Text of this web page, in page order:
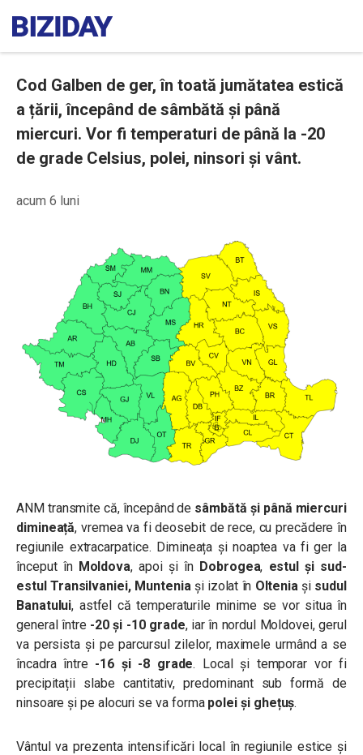
Cod Galben de ger, în toată jumătatea estică
a țării, începând de sâmbătă și până
miercuri. Vor fi temperaturi de până la -20
de grade Celsius, polei, ninsori și vânt.
acum 6 luni
ANM transmite că, începând de sâmbătă și până miercuri
dimineață, vremea va fi deosebit de rece, cu precădere în
regiunile extracarpatice. Dimineața și noaptea va fi ger la
început în Moldova, apoi și în Dobrogea, estul și sud-
estul Transilvaniei, Munteniași izolat în Oltenia și sudul
Banatului, astfel că temperaturile minime se vor situa în
general între -20 și -10 grade, iar în nordul Moldovei, gerul
va persista și pe parcursul zilelor, maximele urmând a se
încadra între -16 și -8 grade. Local și temporar vor fi
precipitații slabe cantitativ, predominant sub formă de
ninsoare și pe alocuri se va forma polei și ghețuș.
Vântul va prezenta intensificări local în regiunile estice și